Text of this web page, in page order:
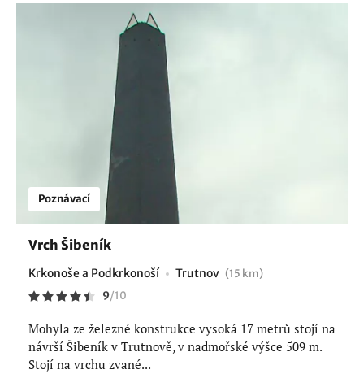
Poznávací
Vrch Šibeník
Krkonoše a Podkrkonoší Trutnov (15 km)
9/10
Mohyla ze železné konstrukce vysoká 17 metrů stojí na
návrší Šibeník v Trutnově, v nadmořské výšce 509 m.
Stojí na vrchu zvané...